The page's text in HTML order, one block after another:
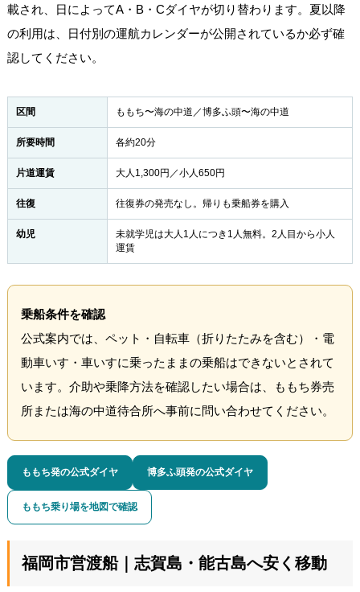
載され、日によってA・B・Cダイヤが切り替わります。夏以降
の利用は、日付別の運航カレンダーが公開されているか必ず確
認してください。
区間 ももち〜海の中道／博多ふ頭〜海の中道
所要時間 各約20分
片道運賃 大人1,300円／小人650円
往復 往復券の発売なし。帰りも乗船券を購入
幼児
未就学児は大人1人につき1人無料。2人目から小人
運賃
乗船条件を確認
公式案内では、ペット・自転車（折りたたみを含む）・電
動車いす・車いすに乗ったままの乗船はできないとされて
います。介助や乗降方法を確認したい場合は、ももち券売
所または海の中道待合所へ事前に問い合わせてください。
ももち発の公式ダイヤ 博多ふ頭発の公式ダイヤ
ももち乗り場を地図で確認
福岡市営渡船｜志賀島・能古島へ安く移動